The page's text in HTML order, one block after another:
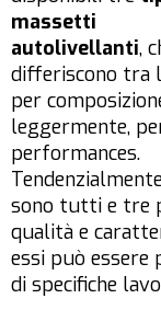
massetti
autolivellanti,
differiscono tra
per
leggermente,
performances.
Tendenzialmente
sono tutti e tre
qualità e
essi può essere
di specifiche